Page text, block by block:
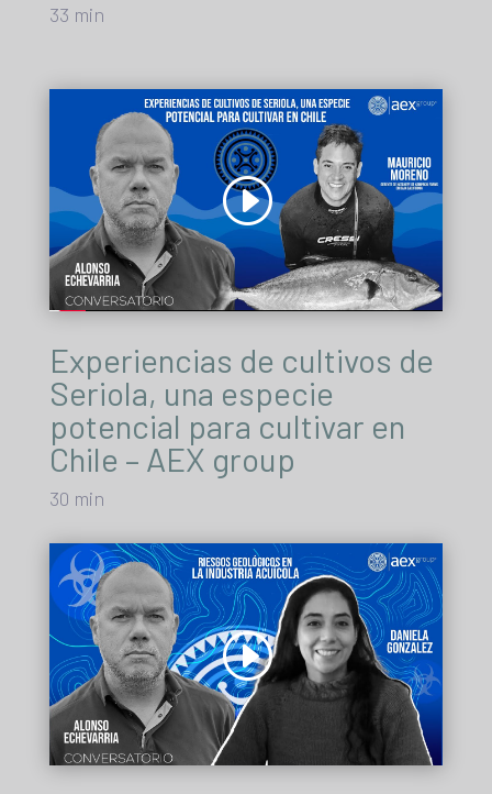
33 min
Experiencias de cultivos de
Seriola, una especie
potencial para cultivar en
Chile – AEX group
30 min